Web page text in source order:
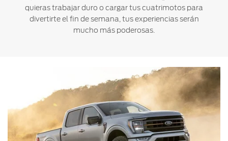
quieras trabajar duro o cargar tus cuatrimotos para
divertirte el fin de semana, tus experiencias serán
mucho más poderosas.